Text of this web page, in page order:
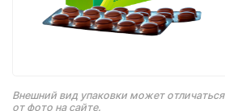
Внешний вид упаковки может отличаться
от фото на сайте.